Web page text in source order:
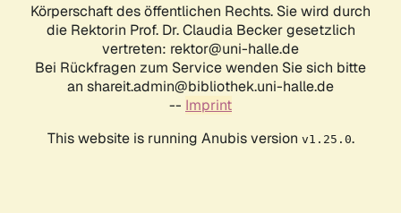
Körperschaft des öffentlichen Rechts. Sie wird durch
die Rektorin Prof. Dr. Claudia Becker gesetzlich
vertreten: rektor@uni-halle.de
Bei Rückfragen zum Service wenden Sie sich bitte
an shareit.admin@bibliothek.uni-halle.de
-- Imprint
This website is running Anubis version v1.25.0.